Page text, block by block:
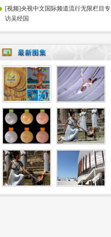
[视频]央视中文国际频道流行无限栏目专
访吴经国